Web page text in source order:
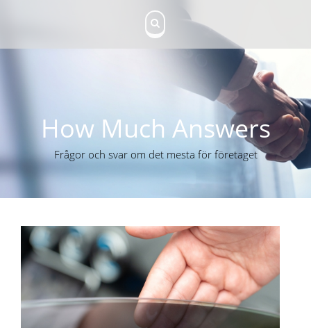
p
n
t
How Much Answers
Frågor och svar om det mesta för företaget